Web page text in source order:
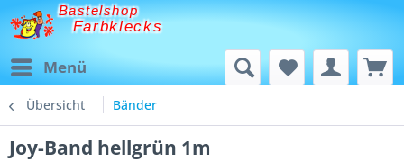
Bastelshop
Farbklecks
Menü
Übersicht Bänder
Joy-Band hellgrün 1m